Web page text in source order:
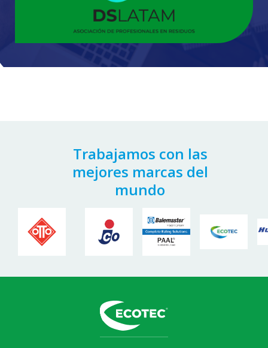
Trabajamos con las
mejores marcas del
mundo